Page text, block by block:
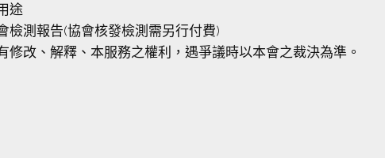
途
檢測報告(協會核發檢測需另行付費)
修改、解釋、本服務之權利，遇爭議時以本會之裁決為準。